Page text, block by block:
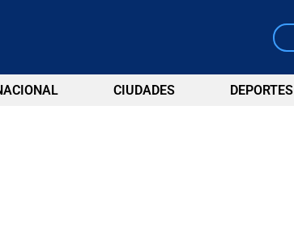
CIUDADES DEPORTES